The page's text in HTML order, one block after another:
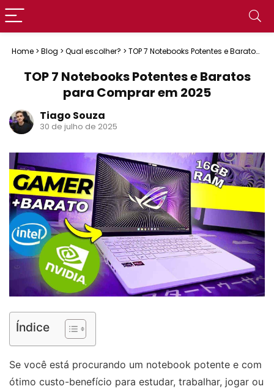
Home > Blog > Qual escolher? > TOP 7 Notebooks Potentes e Baratos
TOP 7 Notebooks Potentes e Baratos
para Comprar em 2025
Tiago Souza
30 de julho de 2025
Índice
Se você está procurando um notebook potente e com
ótimo custo-benefício para estudar, trabalhar, jogar ou